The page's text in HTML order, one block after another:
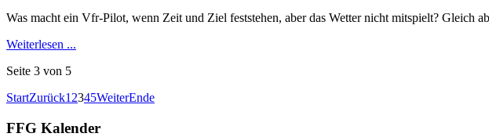
Was macht ein Vfr-Pilot, wenn Zeit und Ziel feststehen, aber das Wetter nicht mitspielt? Gleich
Weiterlesen ...
Seite 3 von 5
StartZurück1 2345WeiterEnde
FFG Kalender